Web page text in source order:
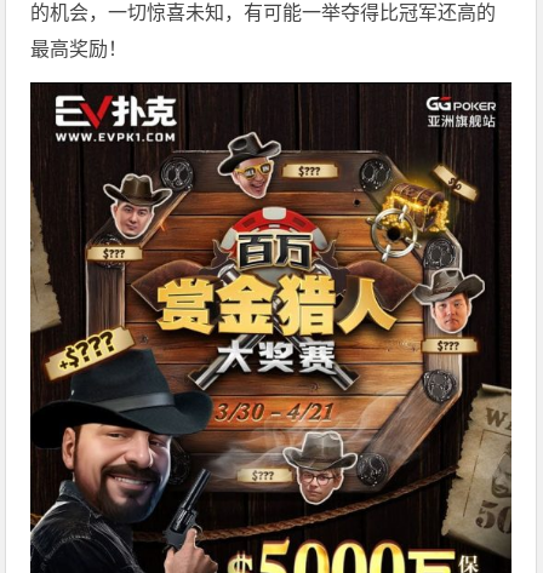
的机会，一切惊喜未知，有可能一举夺得比冠军还高的
最高奖励！